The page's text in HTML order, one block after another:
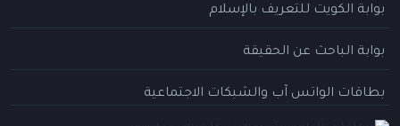
بوابة الكويت للتعريف بالإسلام
بوابة الباحث عن الحقيقة
بطاقات الواتس آب والشبكات الاجتماعية